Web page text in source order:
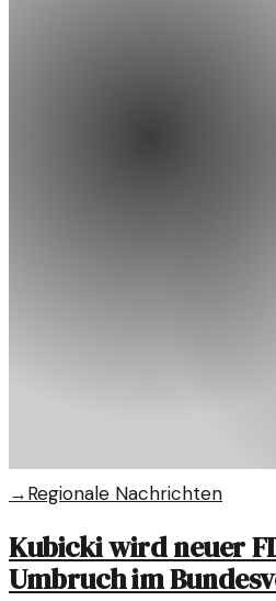
→Regionale Nachrichten
Kubicki wird neuer
Umbruch im